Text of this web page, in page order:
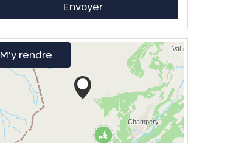
Envoyer
M'y rendre